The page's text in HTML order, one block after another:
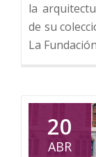
la
de su
La Fundación
20
ABR